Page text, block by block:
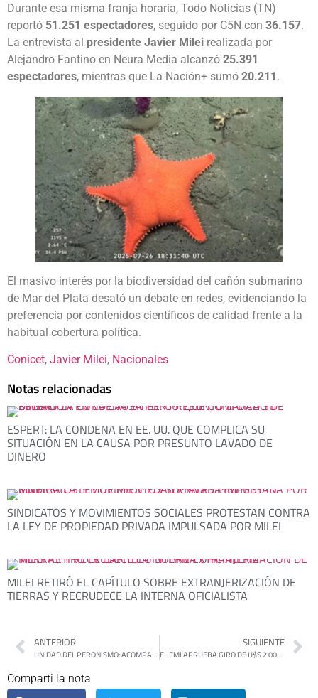
Durante esa misma franja horaria, Todo Noticias (TN)
reportó 51.251 espectadores, seguido por C5N con 36.157.
La entrevista al presidente Javier Milei realizada por
Alejandro Fantino en Neura Media alcanzó 25.391
espectadores, mientras que La Nación+ sumó 20.211.
El masivo interés por la biodiversidad del cañón submarino
de Mar del Plata desató un debate en redes, evidenciando la
preferencia por contenidos científicos de calidad frente a la
habitual cobertura política.
Conicet, Javier Milei, Nacionales
Notas relacionadas
ESPERT: LA CONDENA EN EE. UU. QUE COMPLICA SU
SITUACIÓN EN LA CAUSA POR PRESUNTO LAVADO DE
DINERO
SINDICATOS Y MOVIMIENTOS SOCIALES PROTESTAN CONTRA
LA LEY DE PROPIEDAD PRIVADA IMPULSADA POR MILEI
MILEI RETIRÓ EL CAPÍTULO SOBRE EXTRANJERIZACIÓN DE
TIERRAS Y RECRUDECE LA INTERNA OFICIALISTA
ANTERIOR
UNIDAD DEL PERONISMO: ACOMPAÑADO POR FLOR LAMPREABE, SELCI SE REUNIÓ CON AXEL Y KATOPODIS PARA COORDINAR LAS OBRAS Y LA CAMPAÑA DE FUERZA PATRIA
SIGUIENTE
EL FMI APRUEBA GIRO DE U$S 2.000 MILLONES Y RECONOCE EL AJUSTE FISCAL DEL GOBIERNO DE MILEI
Comparti la nota